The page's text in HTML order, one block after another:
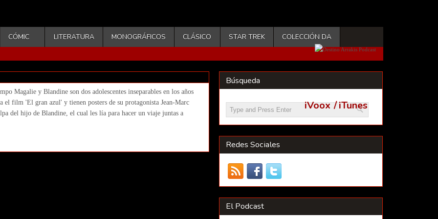
iVoox /iTunes
CÓMIC LITERATURA MONOGRÁFICOS CLÁSICO STAR TREK COLECCIÓN DA
(2022. Les Cyclades. Marc Fitoussi)
Magalie y Blandine son dos adolescentes inseparables en los años
el film 'El gran azul' y tienen posters de su protagonista Jean-Marc
del hijo de Blandine, el cual les lía para hacer un viaje juntas a
Búsqueda
Redes Sociales
El Podcast